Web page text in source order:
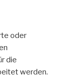
oder
die
werden.